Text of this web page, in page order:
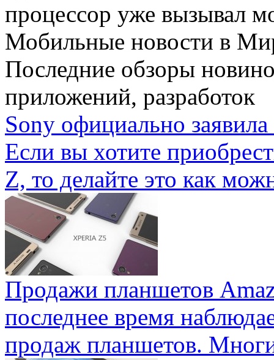
процессор уже вызывал
Мобильные новости в
Последние обзоры
приложений, разработок
Sony официально
Если вы хотите
Z, то делайте это как
Продажи планшетов
последнее время
продаж планшетов.